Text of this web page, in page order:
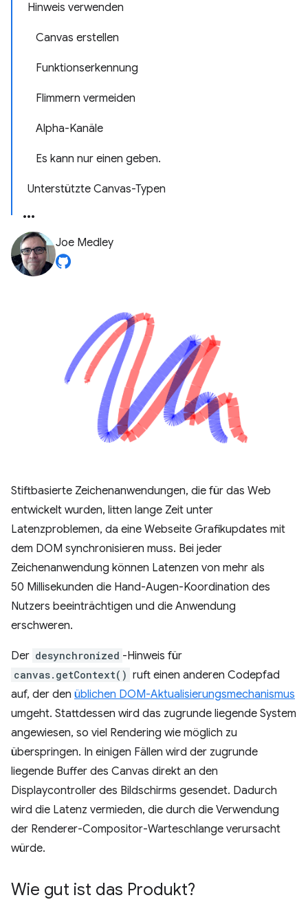
Hinweis verwenden
Canvas erstellen
Funktionserkennung
Flimmern vermeiden
Alpha-Kanäle
Es kann nur einen geben.
Unterstützte Canvas-Typen
Joe Medley
Stiftbasierte Zeichenanwendungen, die für das Web
entwickelt wurden, litten lange Zeit unter
Latenzproblemen, da eine Webseite Grafikupdates mit
dem DOM synchronisieren muss. Bei jeder
Zeichenanwendung können Latenzen von mehr als
50 Millisekunden die Hand-Augen-Koordination des
Nutzers beeinträchtigen und die Anwendung
erschweren.
Der desynchronized -Hinweis für
canvas.getContext() ruft einen anderen Codepfad
auf, der den üblichen DOM-Aktualisierungsmechanismus
umgeht. Stattdessen wird das zugrunde liegende System
angewiesen, so viel Rendering wie möglich zu
überspringen. In einigen Fällen wird der zugrunde
liegende Buffer des Canvas direkt an den
Displaycontroller des Bildschirms gesendet. Dadurch
wird die Latenz vermieden, die durch die Verwendung
der Renderer-Compositor-Warteschlange verursacht
würde.
Wie gut ist das Produkt?